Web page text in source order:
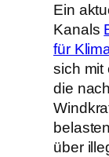
Ein
Kanals
für
sich mit
die
über